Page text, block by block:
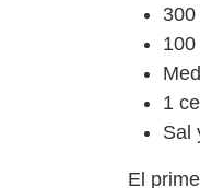
1
Sal
El